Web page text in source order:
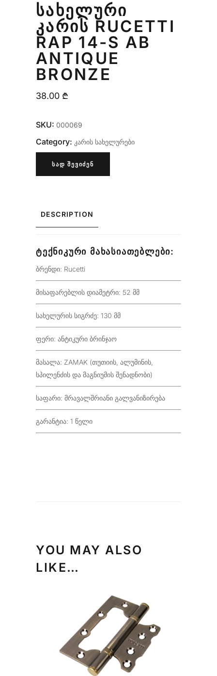
ᲡᲐᲮᲔᲚᲣᲠᲘ
ᲙᲐᲠᲘᲡ RUCETTI
RAP 14-S AB
ANTIQUE
BRONZE
38.00 ₾
SKU: 000069
Category: კარის სახელურები
ᲡᲐᲓ ᲨᲔᲕᲘᲫᲔᲜ
DESCRIPTION
ᲢᲔᲥᲜᲘᲙᲣᲠᲘ ᲛᲐᲮᲐᲡᲘᲐᲗᲔᲑᲚᲔᲑᲘ:
ბრენდი: Rucetti
მისაფარებლის დიამეტრი: 52 მმ
სახელურის სიგრძე: 130 მმ
ფერი: ანტიკური ბრინჯაო
მასალა: ZAMAK (თუთიის, ალუმინის,
სპილენძის და მაგნიუმის შენადნობი)
საფარი: მრავალშრიანი გალვანიზირება
გარანტია: 1 წელი
YOU MAY ALSO
LIKE…